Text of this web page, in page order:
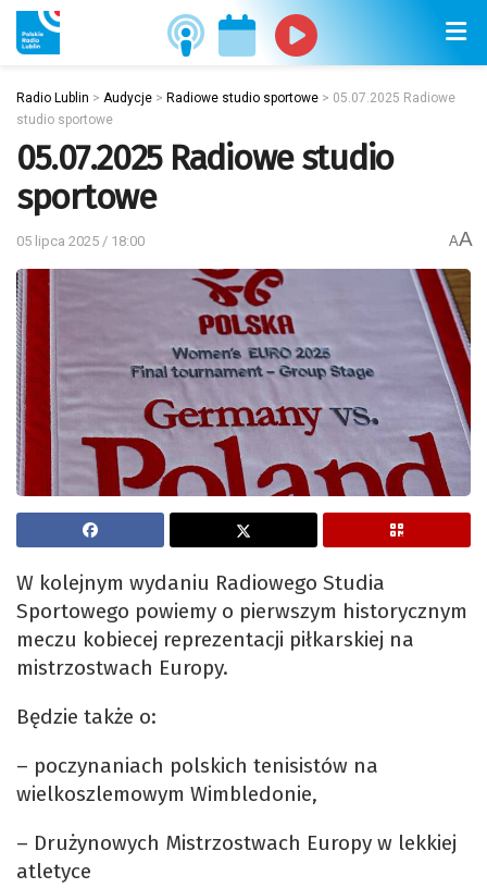
Radio Lublin > Audycje > Radiowe studio sportowe > 05.07.2025 Radiowe
studio sportowe
05.07.2025 Radiowe studio
sportowe
05 lipca 2025 / 18:00 AA
W kolejnym wydaniu Radiowego Studia
Sportowego powiemy o pierwszym historycznym
meczu kobiecej reprezentacji piłkarskiej na
mistrzostwach Europy.
Będzie także o:
– poczynaniach polskich tenisistów na
wielkoszlemowym Wimbledonie,
– Drużynowych Mistrzostwach Europy w lekkiej
atletyce